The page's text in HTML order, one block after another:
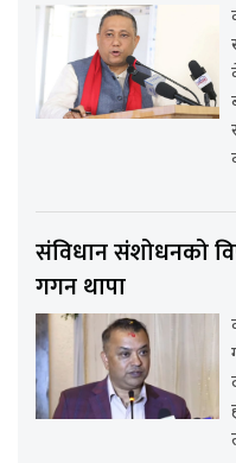
संविधान संशोधनको
गगन थापा